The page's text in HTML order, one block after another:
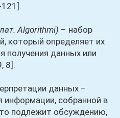
121].
Algorithmi) – набор
который определяет их
получения данных или
8].
данных –
информации, собранной в
подлежит обсуждению,